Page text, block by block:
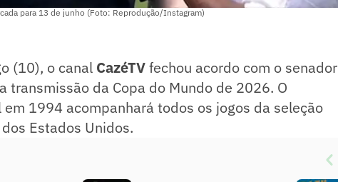
para 13 de junho (Foto: Reprodução/Instagram)
(10), o canal CazéTVfechou acordo com o senador
transmissão da Copa do Mundo de 2026. O
1994 acompanhará todos os jogos da seleção
Estados Unidos.